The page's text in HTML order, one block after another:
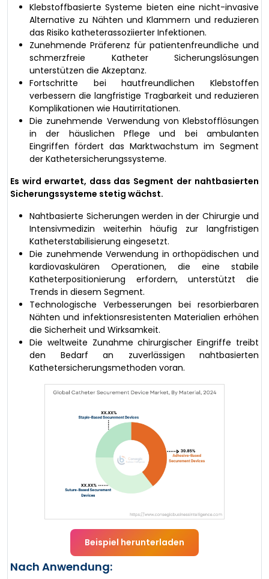
Klebstoffbasierte Systeme bieten eine nicht-invasive
Alternative zu Nähten und Klammern und reduzieren
das Risiko katheterassoziierter Infektionen.
Zunehmende Präferenz für patientenfreundliche und
schmerzfreie Katheter Sicherungslösungen
unterstützen die Akzeptanz.
Fortschritte bei hautfreundlichen Klebstoffen
verbessern die langfristige Tragbarkeit und reduzieren
Komplikationen wie Hautirritationen.
Die zunehmende Verwendung von Klebstofflösungen
in der häuslichen Pflege und bei ambulanten
Eingriffen fördert das Marktwachstum im Segment
der Kathetersicherungssysteme.
Es wird erwartet, dass das Segment der nahtbasierten
Sicherungssysteme stetig wächst.
Nahtbasierte Sicherungen werden in der Chirurgie und
Intensivmedizin weiterhin häufig zur langfristigen
Katheterstabilisierung eingesetzt.
Die zunehmende Verwendung in orthopädischen und
kardiovaskulären Operationen, die eine stabile
Katheterpositionierung erfordern, unterstützt die
Trends in diesem Segment.
Technologische Verbesserungen bei resorbierbaren
Nähten und infektionsresistenten Materialien erhöhen
die Sicherheit und Wirksamkeit.
Die weltweite Zunahme chirurgischer Eingriffe treibt
den Bedarf an zuverlässigen nahtbasierten
Kathetersicherungsmethoden voran.
Beispiel herunterladen
Nach Anwendung: